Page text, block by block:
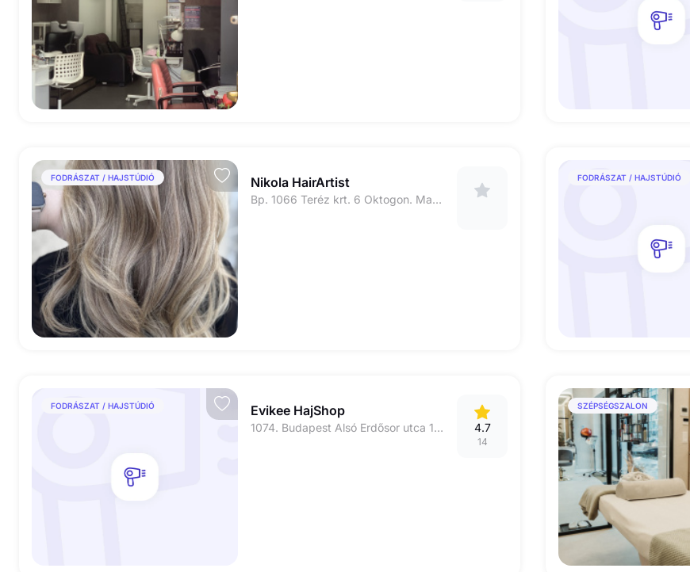
FODRÁSZAT / HAJSTÚDIÓ Nikola HairArtist
Bp. 1066 Teréz krt. 6 Oktogon. Magical Beauty (Bejárat a ház belső udvarán található szemben)
FODRÁSZAT / HAJSTÚDIÓ
FODRÁSZAT / HAJSTÚDIÓ Evikee HajShop
1074. Budapest Alsó Erdősor utca 18. 1/16 (16os kapucsengo) 4.7
14
SZÉPSÉGSZALON